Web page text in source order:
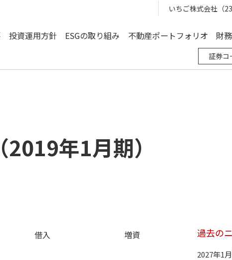
投資運用方針 ESGの取り組み 不動産ポートフォリオ 財
いちご株式会社（
証券
（2019年1月期）
借入
増資
過去の
2027年1月